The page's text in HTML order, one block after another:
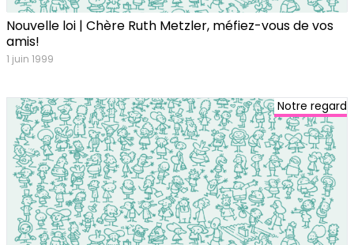
Nouvelle loi | Chère Ruth Metzler, méfiez-vous de vos
amis!
1 juin 1999
Notre regard